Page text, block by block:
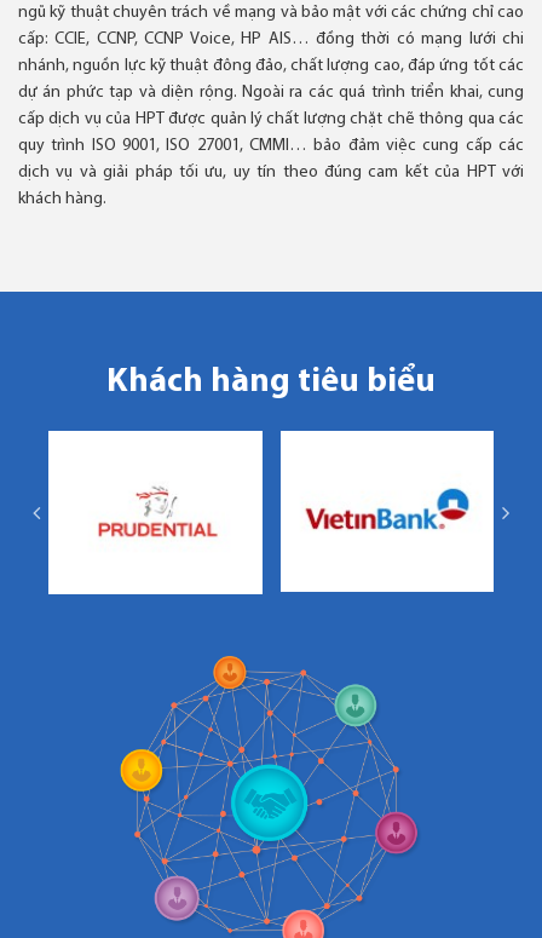
ngũ kỹ thuật chuyên trách về mạng và bảo mật với các chứng chỉ cao
cấp: CCIE, CCNP, CCNP Voice, HP AIS… đồng thời có mạng lưới chi
nhánh, nguồn lực kỹ thuật đông đảo, chất lượng cao, đáp ứng tốt các
dự án phức tạp và diện rộng. Ngoài ra các quá trình triển khai, cung
cấp dịch vụ của HPT được quản lý chất lượng chặt chẽ thông qua các
quy trình ISO 9001, ISO 27001, CMMI… bảo đảm việc cung cấp các
dịch vụ và giải pháp tối ưu, uy tín theo đúng cam kết của HPT với
khách hàng.
Khách hàng tiêu biểu